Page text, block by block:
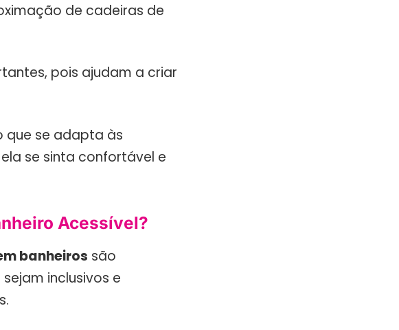
de cadeiras de
pois ajudam a criar
que se adapta às
se sinta confortável e
Acessível?
banheiros são
inclusivos e